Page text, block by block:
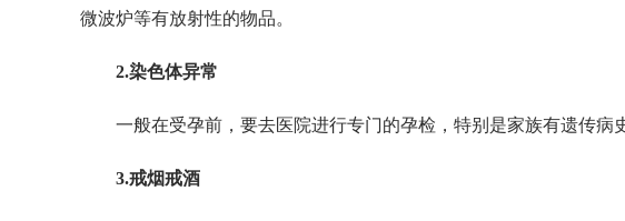
微波炉等有放射性的物品。
2.染色体异常
一般在受孕前，要去医院进行专门的孕检，特别是家族有遗传病
3.戒烟戒酒